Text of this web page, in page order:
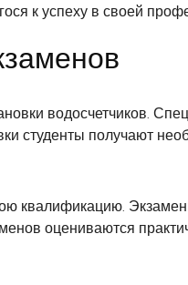
к успеху в своей
водосчетчиков.
студенты получают
квалификацию.
оцениваются